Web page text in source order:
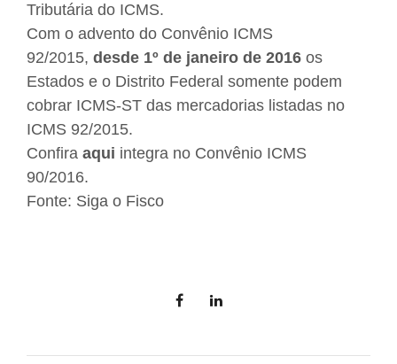
Tributária do ICMS.
Com o advento do Convênio ICMS
92/2015, desde 1º de janeiro de 2016 os
Estados e o Distrito Federal somente podem
cobrar ICMS-ST das mercadorias listadas no
ICMS 92/2015.
Confira aqui integra no Convênio ICMS
90/2016.
Fonte: Siga o Fisco